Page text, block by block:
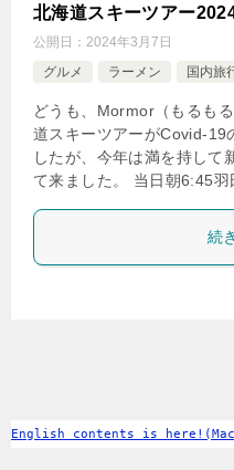
北海道スキーツアー
公開日： 2024年3月7日
グルメ
ラーメン 国内旅
どうも、Mormor（もるも
道スキーツアーがCovid-19
したが、今年は満を持して
て来ました。 当日朝6:45
続
English contents is